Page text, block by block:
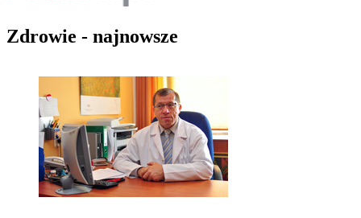
Zdrowie - najnowsze